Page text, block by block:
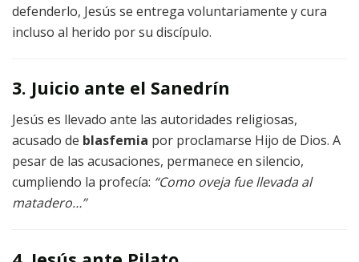
defenderlo, Jesús se entrega voluntariamente y cura
incluso al herido por su discípulo.
3. Juicio ante el Sanedrín
Jesús es llevado ante las autoridades religiosas,
acusado de blasfemia por proclamarse Hijo de Dios. A
pesar de las acusaciones, permanece en silencio,
cumpliendo la profecía: “Como oveja fue llevada al
matadero…”